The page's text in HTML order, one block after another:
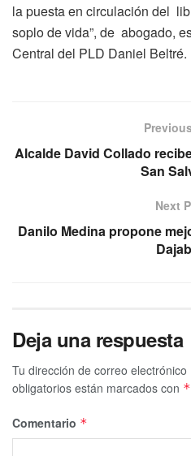
la puesta en circulación del
soplo de vida”, de abogado,
Central del PLD Daniel Beltré.
Alcalde David Collado
San
Next
Danilo Medina propone
Deja una respuesta
Tu dirección de correo
obligatorios están marcados con *
Comentario *